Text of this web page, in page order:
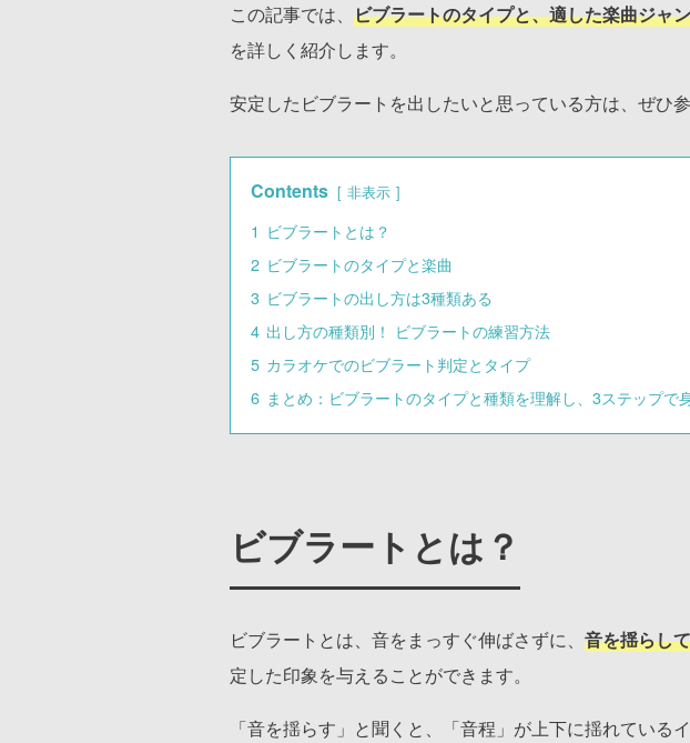
この記事では、 ビブラートのタイプと、適した楽曲ジャ
を詳しく紹介します。
安定したビブラートを出したいと思っている方は、ぜひ
Contents 非表示
1 ビブラートとは？
2 ビブラートのタイプと楽曲
3 ビブラートの出し方は3種類ある
4 出し方の種類別！ ビブラートの練習方法
5 カラオケでのビブラート判定とタイプ
6 まとめ：ビブラートのタイプと種類を理解し、3ステップで
ビブラートとは？
ビブラートとは、音をまっすぐ伸ばさずに、 音を揺らし
定した印象を与えることができます。
「音を揺らす」と聞くと、「音程」が上下に揺れてい